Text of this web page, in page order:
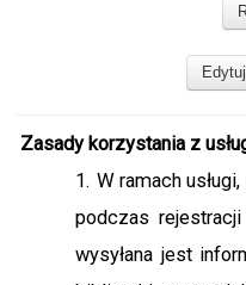
Zasady korzystania z
W ramach
podczas
wysyłana jest